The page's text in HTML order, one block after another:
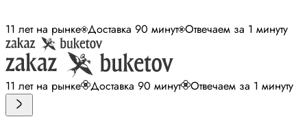
11 лет на рынке Доставка 90 минут Отвечаем за 1 минуту
11 лет на рынке Доставка 90 минут Отвечаем за 1 минуту